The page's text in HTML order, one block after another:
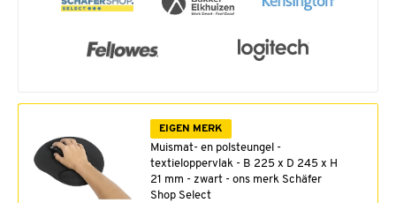
EIGEN MERK
Muismat- en polsteungel -
textieloppervlak - B 225 x D 245 x H
21 mm - zwart - ons merk Schäfer
Shop Select